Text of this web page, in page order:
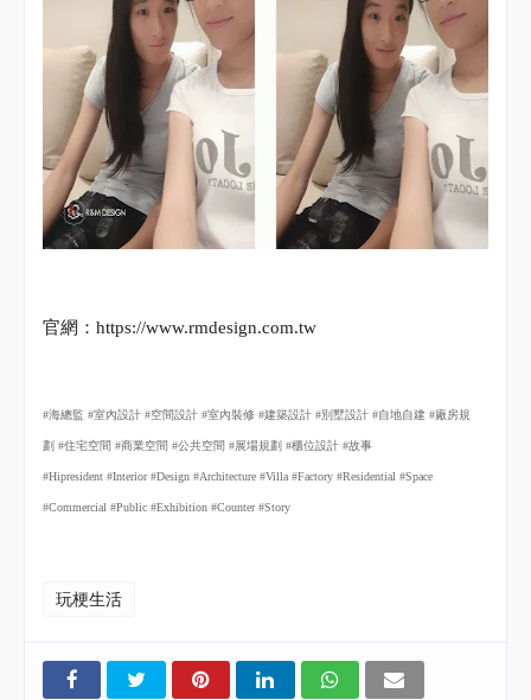
官網： https://www.rmdesign.com.tw
#海總監 #室內設計 #空間設計 #室內裝修 #建築設計 #別墅設計 #自地自建 #廠房規
劃 #住宅空間 #商業空間 #公共空間 #展場規劃 #櫃位設計 #故事
#Hipresident #Interior #Design #Architecture #Villa #Factory #Residential #Space
#Commercial #Public #Exhibition #Counter #Story
玩梗生活